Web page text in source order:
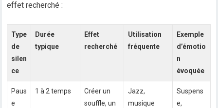
effet recherché :
Type
de
silen
ce
Durée
typique
Effet
recherché
Utilisation
fréquente
Exemple
d’émotio
n
évoquée
Paus
e
1 à 2 temps
Créer un
souffle, un
Jazz,
musique
Suspens
e,